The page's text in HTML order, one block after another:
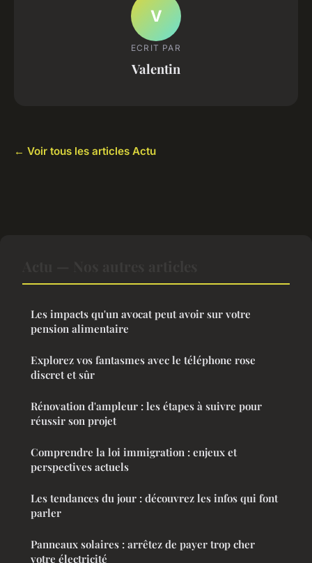
V
ECRIT PAR
Valentin
← Voir tous les articles Actu
Les impacts qu'un avocat peut avoir sur votre
pension alimentaire
Explorez vos fantasmes avec le téléphone rose
discret et sûr
Rénovation d'ampleur : les étapes à suivre pour
réussir son projet
Comprendre la loi immigration : enjeux et
perspectives actuels
Les tendances du jour : découvrez les infos qui font
parler
Panneaux solaires : arrêtez de payer trop cher
votre électricité